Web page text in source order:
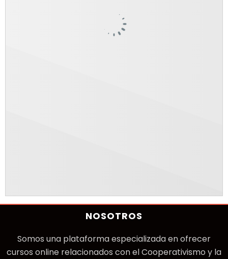
NOSOTROS
Somos una plataforma especializada en ofrecer
cursos online relacionados con el Cooperativismo y la